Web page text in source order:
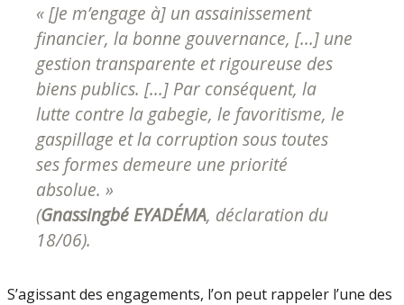
« [Je m’engage à] un assainissement
financier, la bonne gouvernance, [...] une
gestion transparente et rigoureuse des
biens publics. [...] Par conséquent, la
lutte contre la gabegie, le favoritisme, le
gaspillage et la corruption sous toutes
ses formes demeure une priorité
absolue. »
(Gnassingbé EYADÉMA, déclaration du
18/06).
S’agissant des engagements, l’on peut rappeler l’une des